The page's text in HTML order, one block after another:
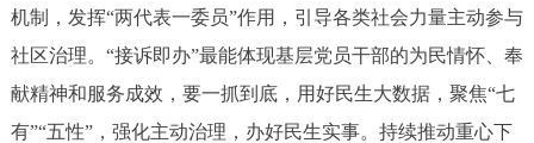
便民服务 利企服务 投资项目
中介服务 阳光政务
机制，发挥“两代表一委员”作用，引导各类社会力量主动参与
社区治理。“接诉即办”最能体现基层党员干部的为民情怀、奉
献精神和服务成效，要一抓到底，用好民生大数据，聚焦“七
有”“五性”，强化主动治理，办好民生实事。持续推动重心下